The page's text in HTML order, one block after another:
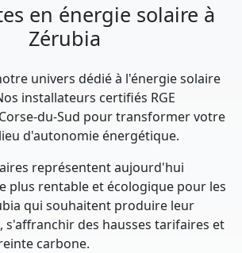
en énergie solaire à
Zérubia
univers dédié à l'énergie solaire
installateurs certifiés RGE
du-Sud pour transformer votre
d'autonomie énergétique.
représentent aujourd'hui
plus rentable et écologique pour les
qui souhaitent produire leur
s'affranchir des hausses tarifaires et
carbone.